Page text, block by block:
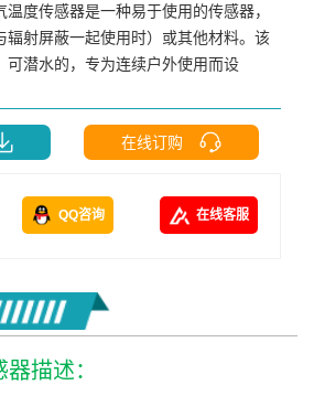
温度传感器是一种易于使用的传感器，
辐射屏蔽一起使用时）或其他材料。该
可潜水的，专为连续户外使用而设
在线订购
QQ咨询 在线客服
描述：